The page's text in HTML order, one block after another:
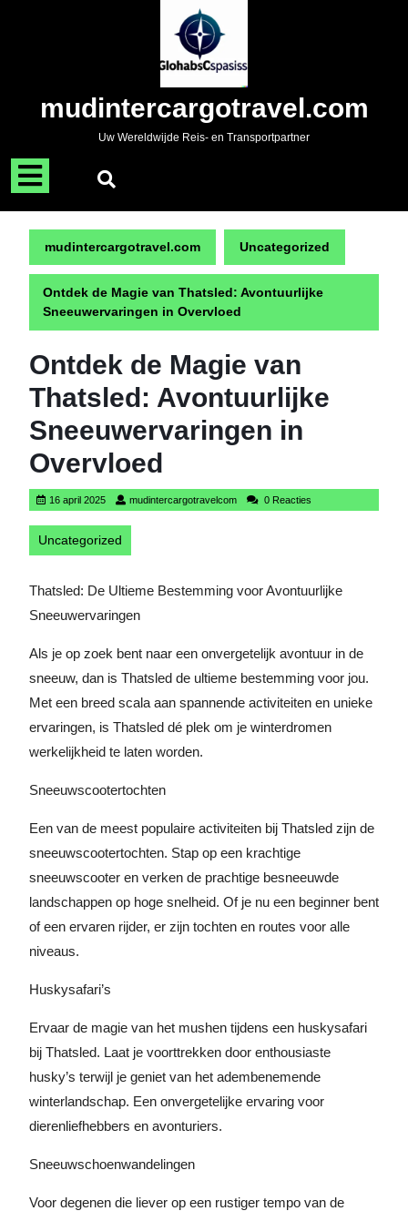
mudintercargotravel.com
Uw Wereldwijde Reis- en Transportpartner
Menu
openen
mudintercargotravel.com Uncategorized
Ontdek de Magie van Thatsled: Avontuurlijke
Sneeuwervaringen in Overvloed
Ontdek de Magie van
Thatsled: Avontuurlijke
Sneeuwervaringen in
Overvloed
16 april 202516
april
2025
mudintercargotravelcommudintercargotravelcom
0 Reacties
Uncategorized
Thatsled: De Ultieme Bestemming voor Avontuurlijke
Sneeuwervaringen
Als je op zoek bent naar een onvergetelijk avontuur in de
sneeuw, dan is Thatsled de ultieme bestemming voor jou.
Met een breed scala aan spannende activiteiten en unieke
ervaringen, is Thatsled dé plek om je winterdromen
werkelijkheid te laten worden.
Sneeuwscootertochten
Een van de meest populaire activiteiten bij Thatsled zijn de
sneeuwscootertochten. Stap op een krachtige
sneeuwscooter en verken de prachtige besneeuwde
landschappen op hoge snelheid. Of je nu een beginner bent
of een ervaren rijder, er zijn tochten en routes voor alle
niveaus.
Huskysafari’s
Ervaar de magie van het mushen tijdens een huskysafari
bij Thatsled. Laat je voorttrekken door enthousiaste
husky’s terwijl je geniet van het adembenemende
winterlandschap. Een onvergetelijke ervaring voor
dierenliefhebbers en avonturiers.
Sneeuwschoenwandelingen
Voor degenen die liever op een rustiger tempo van de